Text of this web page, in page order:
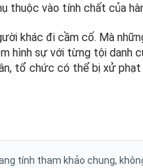
thuộc vào tính chất của
khác đi cầm cố. Mà
hình sự với từng tội
tổ chức có thể bị xử phạt
tính tham khảo chung,